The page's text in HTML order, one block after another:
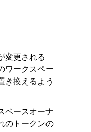
変更される
ワークスペー
き換えるよう
ペースオーナ
のトークンの